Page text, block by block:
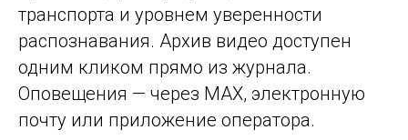
транспорта и уровнем уверенности
распознавания. Архив видео доступен
одним кликом прямо из журнала.
Оповещения — через MAX, электронную
почту или приложение оператора.